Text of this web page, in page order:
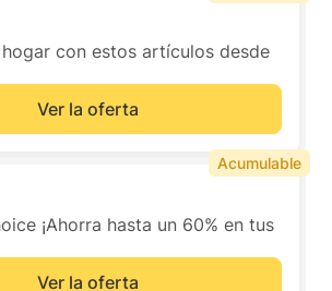
con estos artículos desde
Ver la oferta
¡Ahorra hasta un 60% en tus
Ver la oferta
Acumulable